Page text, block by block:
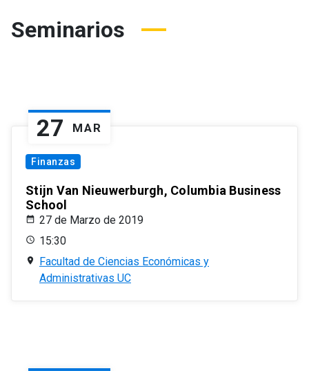
Seminarios
27 MAR
Finanzas
Stijn Van Nieuwerburgh, Columbia Business
School
27 de Marzo de 2019
15:30
Facultad de Ciencias Económicas y
Administrativas UC